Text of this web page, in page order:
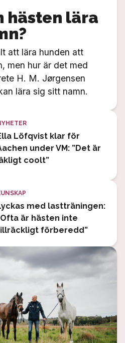
hästen lära
att lära hunden att
men hur är det med
H. M. Jørgensen
lära sig sitt namn.
Löfqvist klar för
under VM: ”Det är
coolt”
med lastträningen:
är hästen inte
förberedd”